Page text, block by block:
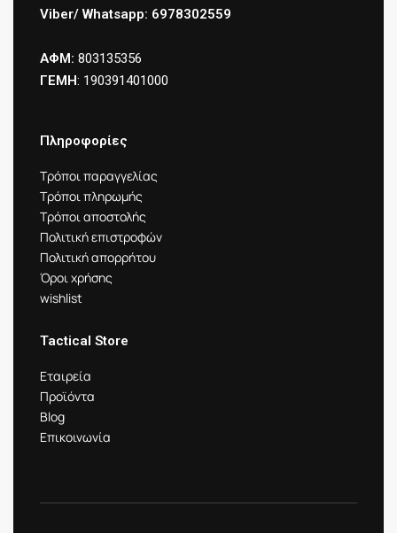
Viber/ Whatsapp: 6978302559
ΑΦΜ: 803135356
ΓΕΜΗ: 190391401000
Πληροφορίες
Τρόποι παραγγελίας
Τρόποι πληρωμής
Τρόποι αποστολής
Πολιτική επιστροφών
Πολιτική απορρήτου
Όροι χρήσης
wishlist
Tactical Store
Εταιρεία
Προϊόντα
Blog
Επικοινωνία